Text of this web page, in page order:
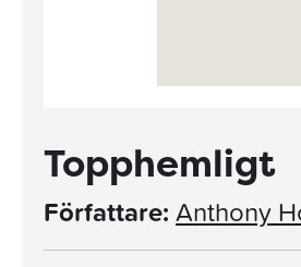
Topphemligt
Författare: Anthony